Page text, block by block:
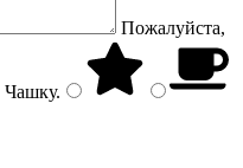
Пожалуйста,
Чашку.